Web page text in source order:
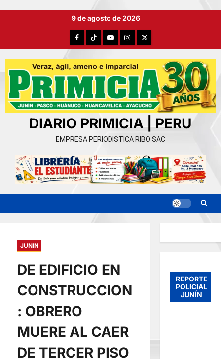
9 de agosto de 2026
FacebookTikTokYouTubeInstagram
X
DIARIO PRIMICIA | PERU
EMPRESA PERIODISTICA RIBO SAC
JUNIN
DE EDIFICIO EN
CONSTRUCCION
: OBRERO
MUERE AL CAER
DE TERCER PISO
REPORTE
POLICIAL
JUNÍN